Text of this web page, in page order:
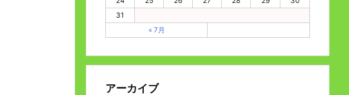
31
« 7月
アーカイブ